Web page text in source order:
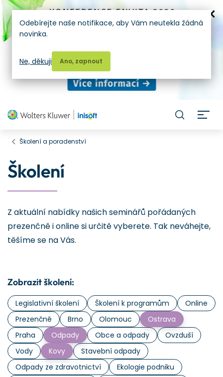
Školení a poradenství
Školení
Z aktuální nabídky našich seminářů pořádaných
prezenčně i online si určitě vyberete. Tak neváhejte,
těšíme se na Vás.
Zobrazit školení:
Legislativní školení Školení k programům
Online
Prezenčně
Brno Olomouc
Ostrava
Praha
Odpady Obce a odpady
Ovzduší
Vody
Kovy
Stavební odpady
Odpady ze zdravotnictví
Ekologie podniku
Odebírejte naše notifikace, aby Vám neutekla žádná
novinka.
Ano, zapnout
Ne, děkuji